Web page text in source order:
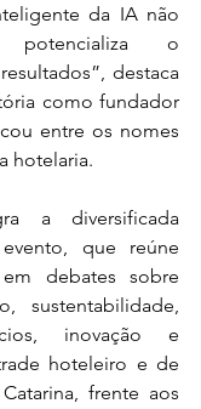
da IA não
potencializa o
destaca
como fundador
entre os nomes
hotelaria.
a diversificada
que reúne
debates sobre
sustentabilidade,
inovação e
hoteleiro e de
frente aos